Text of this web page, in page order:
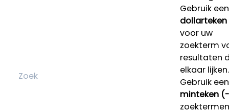
Gebruik een
voor uw
zoekterm
resultaten
elkaar lijken.
Gebruik een
minteken